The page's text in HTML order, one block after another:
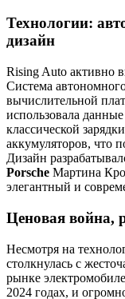
Технологии:
дизайн
Rising Auto активно
Система
вычислительной
использовала
классической
аккумуляторов, что
Дизайн
Porsche Мартина
элегантный и
Ценовая война,
Несмотря на
столкнулась с
рынке
2024 годах, и